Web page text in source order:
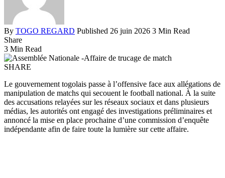
By TOGO REGARD Published 26 juin 2026 3 Min Read
Share
3 Min Read
SHARE
Le gouvernement togolais passe à l’offensive face aux allégations de
manipulation de matchs qui secouent le football national. À la suite
des accusations relayées sur les réseaux sociaux et dans plusieurs
médias, les autorités ont engagé des investigations préliminaires et
annoncé la mise en place prochaine d’une commission d’enquête
indépendante afin de faire toute la lumière sur cette affaire.